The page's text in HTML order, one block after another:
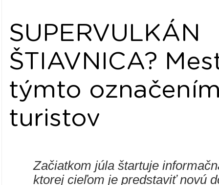
SUPERVULKÁN
ŠTIAVNICA?
týmto
turistov
Začiatkom júla štartuje
ktorej cieľom je predstaviť novú